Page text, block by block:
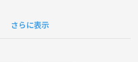
過ごすヨガクラス。太陽の温かさ眩しさ、風
す。
さらに表示